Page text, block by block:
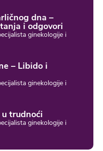
dna –
i odgovori
ginekologije i
– Libido i
ginekologije i
trudnoći
ginekologije i